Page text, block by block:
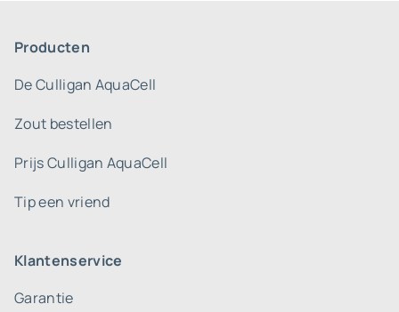
Producten
De Culligan AquaCell
Zout bestellen
Prijs Culligan AquaCell
Tip een vriend
Klantenservice
Garantie